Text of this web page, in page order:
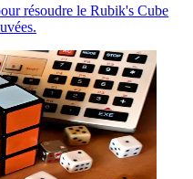
résoudre le Rubik's Cube